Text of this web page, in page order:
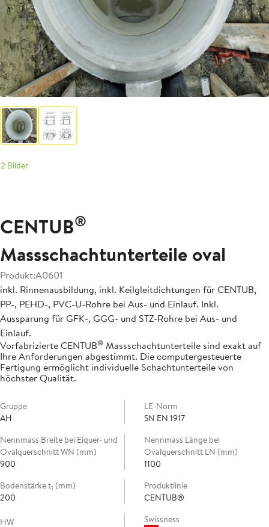
2 Bilder
CENTUB®
Massschachtunterteile oval
Produkt:A0601
inkl. Rinnenausbildung, inkl. Keilgleitdichtungen für CENTUB,
PP-, PEHD-, PVC-U-Rohre bei Aus- und Einlauf. Inkl.
Aussparung für GFK-, GGG- und STZ-Rohre bei Aus- und
Einlauf.
Vorfabrizierte CENTUB® Massschachtunterteile sind exakt auf
Ihre Anforderungen abgestimmt. Die computergesteuerte
Fertigung ermöglicht individuelle Schachtunterteile von
höchster Qualität.
Gruppe
AH
LE-Norm
SN EN 1917
Nennmass Breite bei Eiquer- und
Ovalquerschnitt WN (mm)
900
Nennmass Länge bei
Ovalquerschnitt LN (mm)
1100
Bodenstärke t1 (mm)
200
Produktlinie
CENTUB®
HW
Swissness